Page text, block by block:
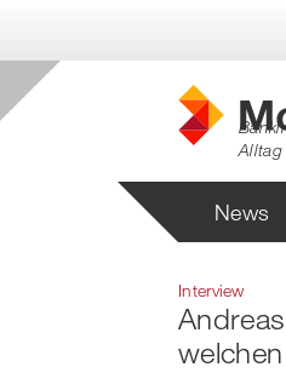
Alltag
News
Interview